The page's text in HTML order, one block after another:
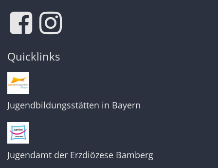
Quicklinks
Jugendbildungsstätten in Bayern
Jugendamt der Erzdiözese Bamberg